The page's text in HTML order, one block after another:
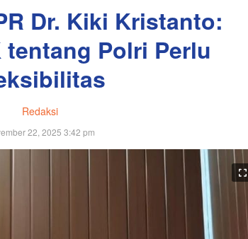
Dr. Kiki Kristanto:
Polri Perlu
Redaksi
22, 2025 3:42 pm